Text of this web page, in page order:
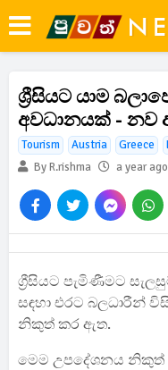
ශ්‍රීසියට යාම
අවධානයක් -
Tourism Austria Greece
By R.rishma
a year ago
ග්‍රීසියට පැමිණීමට
සඳහා එරට බලධාරීන්
නිකුත් කර ඇත.
මෙම උපදේශනය නිකුත්